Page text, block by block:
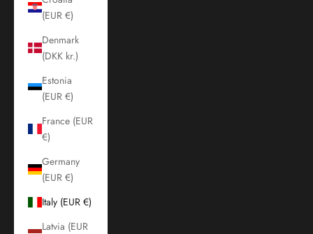
(EUR €)
Denmark
(DKK kr.)
Estonia
(EUR €)
France (EUR
€)
Germany
(EUR €)
Italy (EUR €)
Latvia (EUR